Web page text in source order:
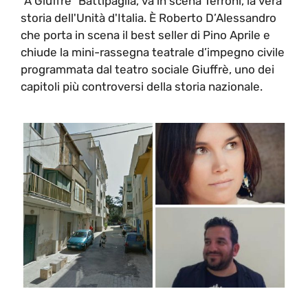
storia dell'Unità d'Italia. È Roberto D’Alessandro
che porta in scena il best seller di Pino Aprile e
chiude la mini-rassegna teatrale d’impegno civile
programmata dal teatro sociale Giuffrè, uno dei
capitoli più controversi della storia nazionale.